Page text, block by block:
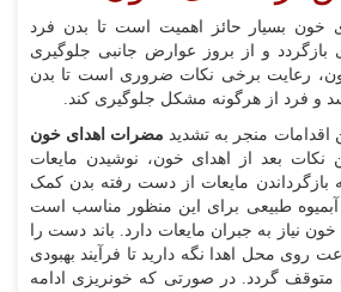
خون بسیار حائز اهمیت است تا بدن فرد
بازگردد و از بروز عوارض جانبی جلوگیری
رعایت برخی نکات ضروری است تا بدن
و فرد از هرگونه مشکل جلوگیری کند.
اقدامات منجر به تشدید مضرات اهدای خون
نکات بعد از اهدای خون، نوشیدن مایعات
بازگرداندن مایعات از دست رفته بدن کمک
طبیعی برای این منظور مناسب است
نیاز به جبران مایعات دارد. باند دست را
حداقل تا ۵ ساعت روی محل اهدا نگه دارید تا فرآیند بهبودی
گردد. در صورتی که خونریزی ادامه